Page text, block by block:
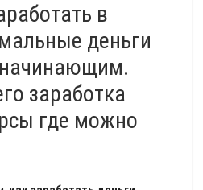
в
деньги
заработка
где можно